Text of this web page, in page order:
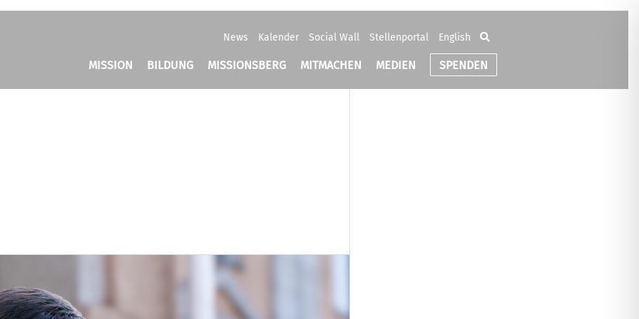
News Kalender Social Wall Stellenportal English
MISSION BILDUNG MISSIONSBERG MITMACHEN MEDIEN SPENDEN